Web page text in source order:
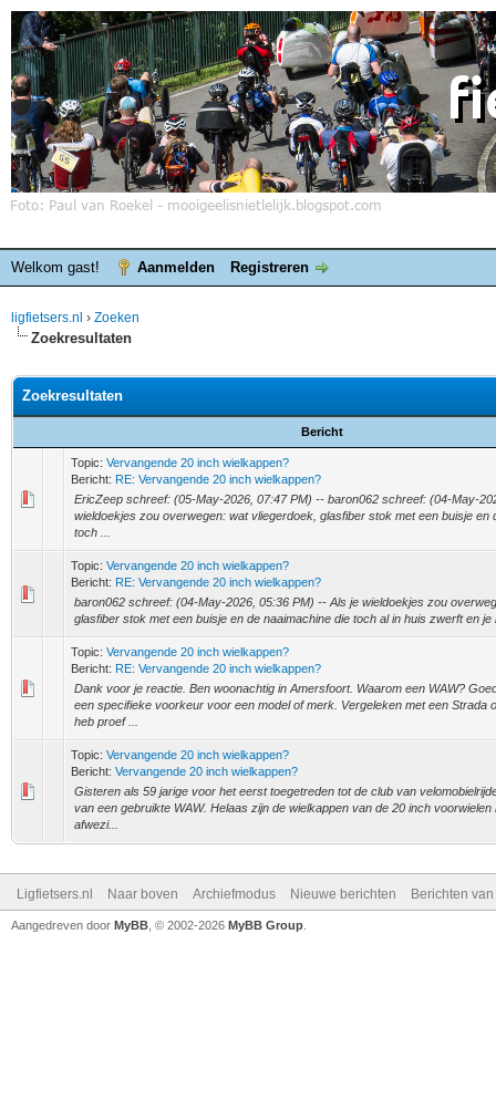
Welkom gast! Aanmelden Registreren
ligfietsers.nl › Zoeken
Zoekresultaten
Zoekresultaten
Bericht
Topic: Vervangende 20 inch wielkappen?
Bericht: RE: Vervangende 20 inch wielkappen?
EricZeep schreef: (05-May-2026, 07:47 PM) -- baron062 schreef: (04-May-
wieldoekjes zou overwegen: wat vliegerdoek, glasfiber stok met een buisje en
toch ...
Topic: Vervangende 20 inch wielkappen?
Bericht: RE: Vervangende 20 inch wielkappen?
baron062 schreef: (04-May-2026, 05:36 PM) -- Als je wieldoekjes zou
glasfiber stok met een buisje en de naaimachine die toch al in huis zwerft en je
Topic: Vervangende 20 inch wielkappen?
Bericht: RE: Vervangende 20 inch wielkappen?
Dank voor je reactie. Ben woonachtig in Amersfoort. Waarom een WAW?
een specifieke voorkeur voor een model of merk. Vergeleken met een Strada
heb proef ...
Topic: Vervangende 20 inch wielkappen?
Bericht: Vervangende 20 inch wielkappen?
Gisteren als 59 jarige voor het eerst toegetreden tot de club van
van een gebruikte WAW. Helaas zijn de wielkappen van de 20 inch voorwielen
afwezi...
Ligfietsers.nl Naar boven Archiefmodus Nieuwe berichten Berichten
Aangedreven door MyBB , © 2002-2026 MyBB Group